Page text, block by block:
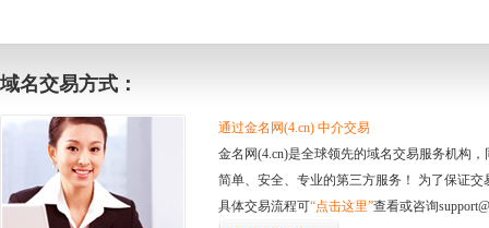
域名交易方式：
通过金名网(4.cn) 中介交易
金名网(4.cn)是全球领先的域名交易服务机构
简单、安全、专业的第三方服务！ 为了保证
具体交易流程可“点击这里”查看或咨询